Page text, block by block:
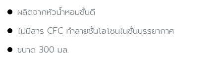
ผลิตจากหัวน้ำหอมชั้นดี
ไม่มีสาร CFC ทำลายชั้นโอโซนในชั้นบรรยากาศ
ขนาด 300 มล.